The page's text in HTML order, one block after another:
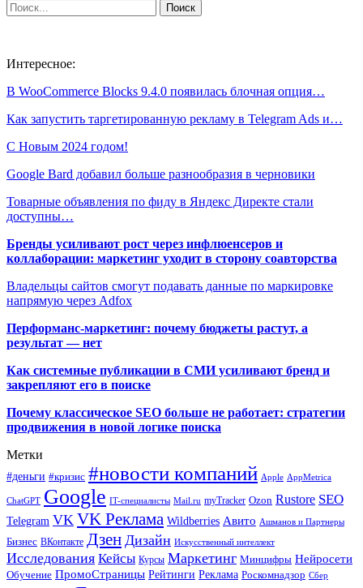
Интересное:
В WooCommerce Blocks 9.4.0 появилась блочная опция…
Как запустить таргетированную рекламу в Telegram Ads и…
С Новым 2024 годом!
Google Bard добавил больше разнообразия в черновики
Товарные объявления по фиду в Яндекс Директе стали
доступны…
Бренды усиливают рост через инфлюенсеров и
коллаборации: маркетинг уходит в сторону соавторства
Владельцы сайтов смогут подавать данные по маркировке
напрямую через Adfox
Перформанс-маркетинг: почему бюджеты растут, а
результат — нет
Как системные публикации в СМИ усиливают бренд и
закрепляют его в поиске
Почему классическое SEO больше не работает: стратегии
продвижения в новой логике поиска
Метки
#деньги #кризис #новости компаний Apple AppMetrica
ChatGPT Google IT-специалисты Mail.ru myTracker Ozon Rustore SEO
Telegram VK VK Реклама Wildberries Авито Ашманов и Партнеры
Бизнес ВКонтакте Дзен Дизайн Искусственный интеллект
Исследования Кейсы Курсы Маркетинг Минцифры Нейросети
Обучение ПромоСтраницы Рейтинги Реклама Роскомнадзор Сбер